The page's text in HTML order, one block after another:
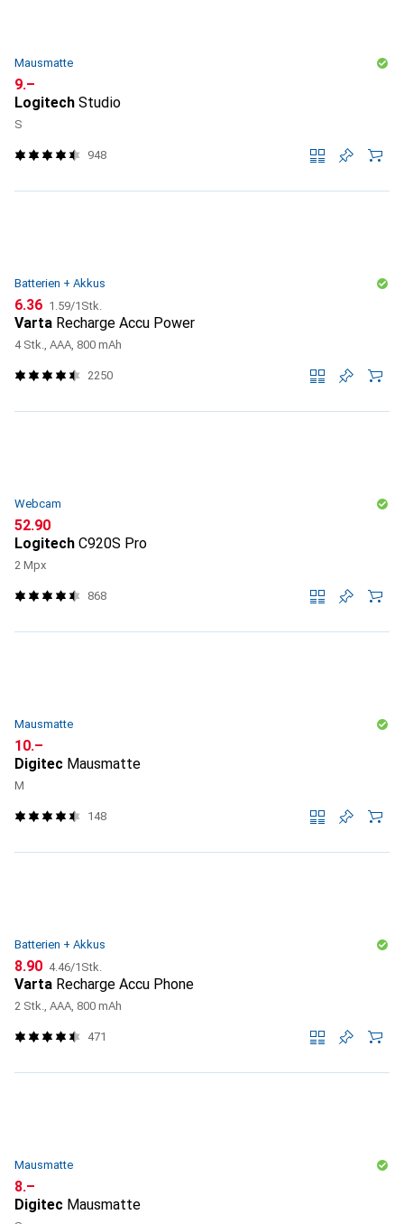
Mausmatte
CHF
9.–
Logitech Studio
S
948
Batterien + Akkus
CHF
6.36 CHF
1.59/1Stk.
Varta Recharge Accu Power
4 Stk., AAA, 800 mAh
2250
Webcam
CHF
52.90
Logitech C920S Pro
2 Mpx
868
Mausmatte
CHF
10.–
Digitec Mausmatte
M
148
Batterien + Akkus
CHF
8.90 CHF
4.46/1Stk.
Varta Recharge Accu Phone
2 Stk., AAA, 800 mAh
471
Mausmatte
CHF
8.–
Digitec Mausmatte